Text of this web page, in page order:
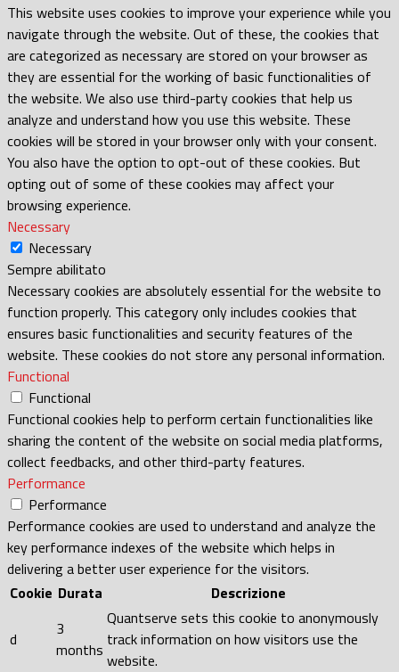
This website uses cookies to improve your experience while you
navigate through the website. Out of these, the cookies that
are categorized as necessary are stored on your browser as
they are essential for the working of basic functionalities of
the website. We also use third-party cookies that help us
analyze and understand how you use this website. These
cookies will be stored in your browser only with your consent.
You also have the option to opt-out of these cookies. But
opting out of some of these cookies may affect your
browsing experience.
Necessary
Necessary
Sempre abilitato
Necessary cookies are absolutely essential for the website to
function properly. This category only includes cookies that
ensures basic functionalities and security features of the
website. These cookies do not store any personal information.
Functional
Functional
Functional cookies help to perform certain functionalities like
sharing the content of the website on social media platforms,
collect feedbacks, and other third-party features.
Performance
Performance
Performance cookies are used to understand and analyze the
key performance indexes of the website which helps in
delivering a better user experience for the visitors.
Cookie Durata Descrizione
d
3
months
Quantserve sets this cookie to anonymously
track information on how visitors use the
website.